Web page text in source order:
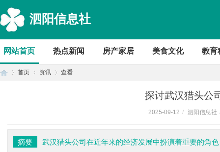
泗阳信息社
网站首页 热点新闻 房产家居 美食文化 教育
首页 资讯 查看
探讨武汉猎头公
2025-09-12 / 泗阳信息社
摘要
武汉猎头公司在近年来的经济发展中扮演着重要的角